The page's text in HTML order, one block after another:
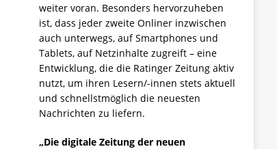
weiter voran. Besonders hervorzuheben
ist, dass jeder zweite Onliner inzwischen
auch unterwegs, auf Smartphones und
Tablets, auf Netzinhalte zugreift – eine
Entwicklung, die die Ratinger Zeitung aktiv
nutzt, um ihren Lesern/-innen stets aktuell
und schnellstmöglich die neuesten
Nachrichten zu liefern.
„Die digitale Zeitung der neuen